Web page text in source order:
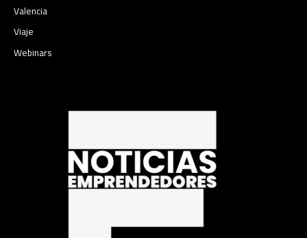
Valencia
Viaje
Webinars